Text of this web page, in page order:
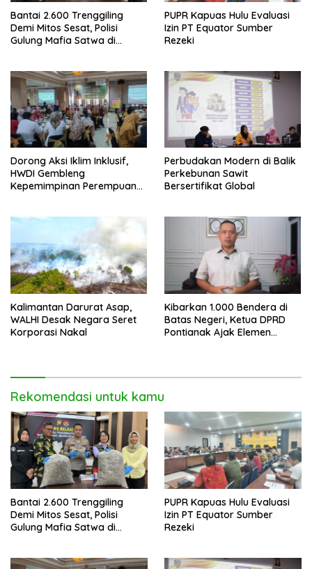
Bantai 2.600 Trenggiling
Demi Mitos Sesat, Polisi
Gulung Mafia Satwa di
PUPR Kapuas Hulu Evaluasi
Izin PT Equator Sumber
Rezeki
Dorong Aksi Iklim Inklusif,
HWDI Gembleng
Kepemimpinan Perempuan
Perbudakan Modern di Balik
Perkebunan Sawit
Bersertifikat Global
Kalimantan Darurat Asap,
WALHI Desak Negara Seret
Korporasi Nakal
Kibarkan 1.000 Bendera di
Batas Negeri, Ketua DPRD
Pontianak Ajak Elemen
Rekomendasi untuk kamu
Bantai 2.600 Trenggiling
Demi Mitos Sesat, Polisi
Gulung Mafia Satwa di
PUPR Kapuas Hulu Evaluasi
Izin PT Equator Sumber
Rezeki